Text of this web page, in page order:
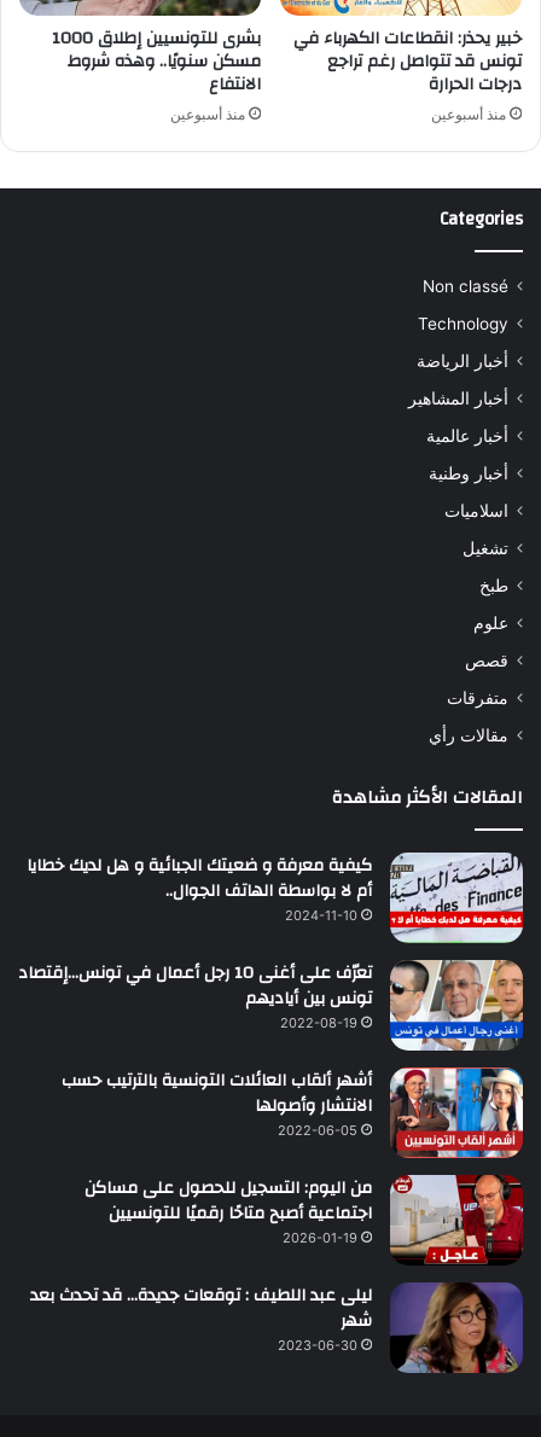
خبير يحذر: انقطاعات الكهرباء في
تونس قد تتواصل رغم تراجع
درجات الحرارة
منذ أسبوعين
بشرى للتونسيين إطلاق 1000
مسكن سنويًا.. وهذه شروط
الانتفاع
منذ أسبوعين
Categories
Non classé
Technology
أخبار الرياضة
أخبار المشاهير
أخبار عالمية
أخبار وطنية
اسلاميات
تشغيل
طبخ
علوم
قصص
متفرقات
مقالات رأي
المقالات الأكثر مشاهدة
كيفية معرفة و ضعيتك الجبائية و هل لديك خطايا
أم لا بواسطة الهاتف الجوال..
2024-11-10
تعرّف على أغنى 10 رجل أعمال في تونس…إقتصاد
تونس بين أياديهم
2022-08-19
أشهر ألقاب العائلات التونسية بالترتيب حسب
الانتشار وأصولها
2022-06-05
من اليوم: التسجيل للحصول على مساكن
اجتماعية أصبح متاحًا رقميًا للتونسيين
2026-01-19
ليلى عبد اللطيف : توقعات جديدة… قد تحدث بعد
شهر
2023-06-30